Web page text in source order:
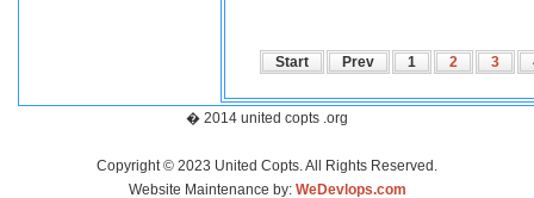
Start Prev 1 2 3
� 2014 united copts .org
Copyright © 2023 United Copts. All Rights Reserved.
Website Maintenance by: WeDevlops.com